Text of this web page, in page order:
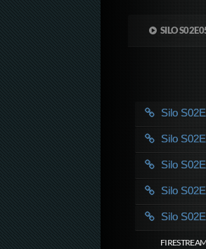
SILO
Silo
Silo
Silo
Silo
Silo